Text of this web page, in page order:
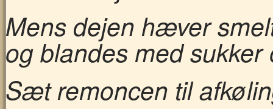
Mens dejen hæver
og blandes med sukker
Sæt remoncen til